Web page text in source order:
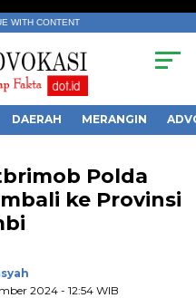
WITH CONTENT
DAERAH MERANGIN
Polda
ke Provinsi
2024 - 12:54 WIB